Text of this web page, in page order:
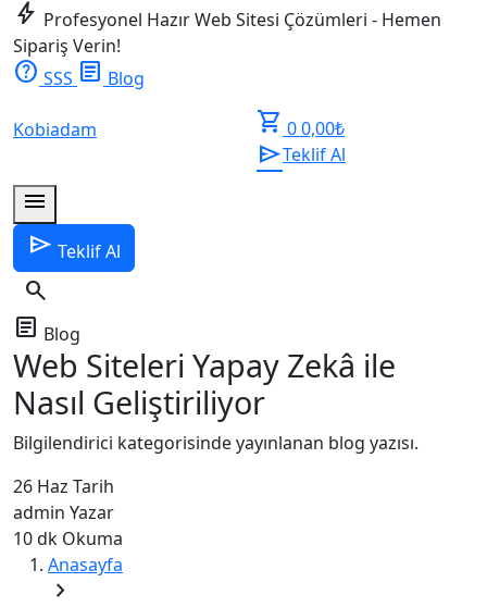
bolt Profesyonel Hazır Web Sitesi Çözümleri - Hemen
Sipariş Verin!
help SSS article Blog
Kobiadam shopping_cart 00,00₺
sendTeklif Al
menu
send Teklif Al
search
article Blog
Web Siteleri Yapay Zekâ ile
Nasıl Geliştiriliyor
Bilgilendirici kategorisinde yayınlanan blog yazısı.
26 Haz Tarih
admin Yazar
10 dk Okuma
Anasayfa
chevron_right